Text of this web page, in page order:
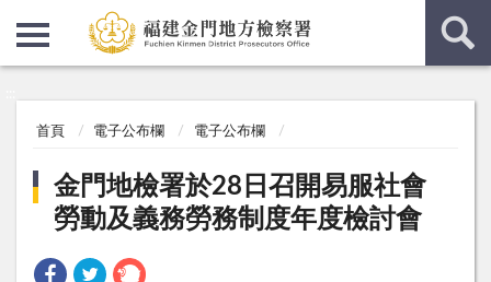
首頁 電子公布欄 電子公布欄
金門地檢署於28日召開易服社會
勞動及義務勞務制度年度檢討會